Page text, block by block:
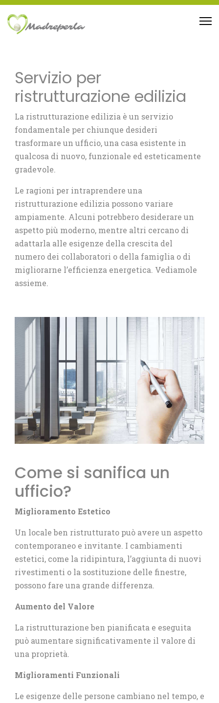
Servizio per
ristrutturazione edilizia
La ristrutturazione edilizia è un servizio
fondamentale per chiunque desideri
trasformare un ufficio, una casa esistente in
qualcosa di nuovo, funzionale ed esteticamente
gradevole.
Le ragioni per intraprendere una
ristrutturazione edilizia possono variare
ampiamente. Alcuni potrebbero desiderare un
aspetto più moderno, mentre altri cercano di
adattarla alle esigenze della crescita del
numero dei collaboratori o della famiglia o di
migliorarne l’efficienza energetica. Vediamole
assieme.
Come si sanifica un
ufficio?
Miglioramento Estetico
Un locale ben ristrutturato può avere un aspetto
contemporaneo e invitante. I cambiamenti
estetici, come la ridipintura, l’aggiunta di nuovi
rivestimenti o la sostituzione delle finestre,
possono fare una grande differenza.
Aumento del Valore
La ristrutturazione ben pianificata e eseguita
può aumentare significativamente il valore di
una proprietà.
Miglioramenti Funzionali
Le esigenze delle persone cambiano nel tempo, e